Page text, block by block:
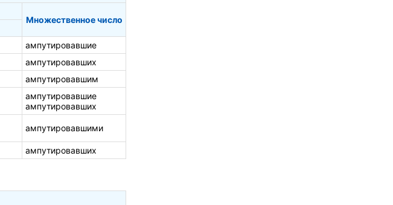
Множественное число
ампутировавшие
ампутировавших
ампутировавшим
ампутировавшие
ампутировавших
ампутировавшими
ампутировавших